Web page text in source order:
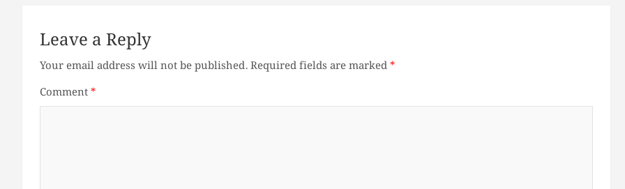
Leave a Reply
Your email address will not be published.Required fields are marked*
Comment*